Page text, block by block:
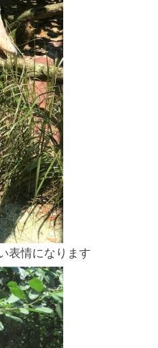
表情になります